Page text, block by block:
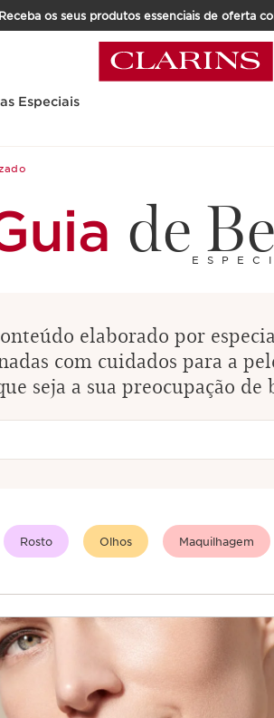
Receba os seus produtos essenciais de oferta
Especiais
de
elaborado por
com cuidados para a
seja a sua preocupação de
Rosto Olhos Maquilhagem